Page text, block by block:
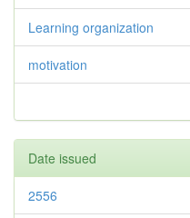
Learning organization
motivation
Date issued
2556